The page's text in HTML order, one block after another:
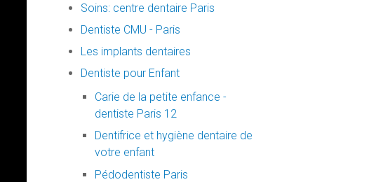
Soins: centre dentaire Paris
Dentiste CMU - Paris
Les implants dentaires
Dentiste pour Enfant
Carie de la petite enfance -
dentiste Paris 12
Dentifrice et hygiène dentaire de
votre enfant
Pédodentiste Paris